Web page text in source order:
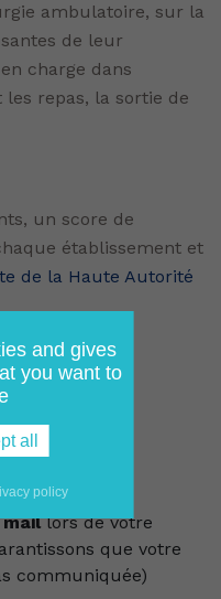
ambulatoire, sur la
de leur
charge dans
les repas, la sortie de
un score de
établissement et
de la Haute Autorité
lors de votre
que votre
communiquée)
and gives
you want to
all
policy